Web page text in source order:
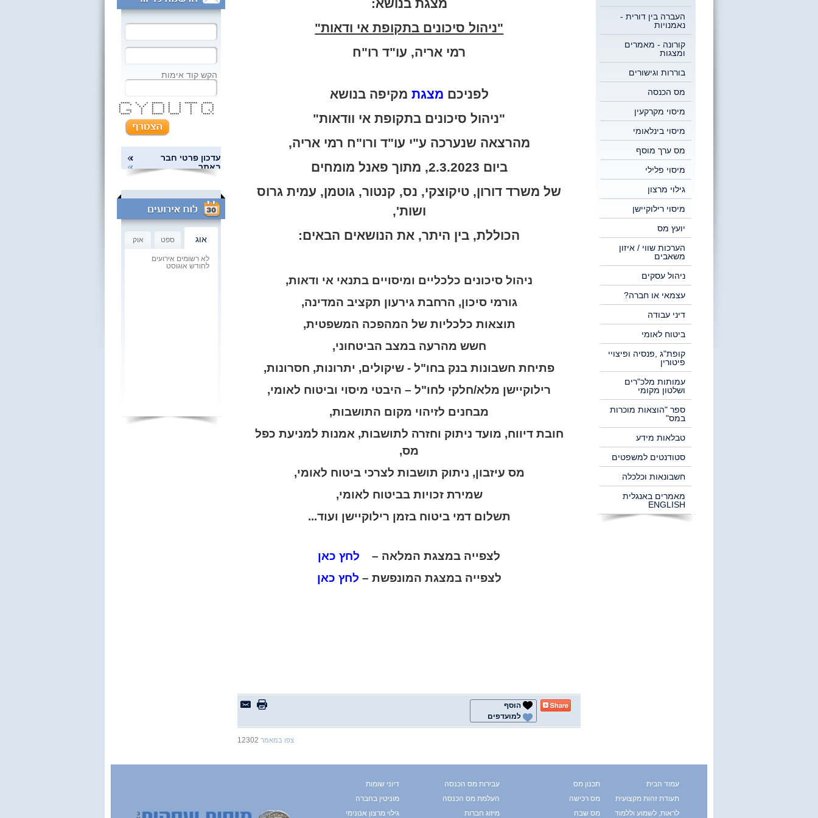
העברה בין דורית -
נאמנויות
קורונה - מאמרים
ומצגות
בוררות וגישורים
מס הכנסה
מיסוי מקרקעין
מיסוי בינלאומי
מס ערך מוסף
מיסוי פלילי
גילוי מרצון
מיסוי רילוקיישן
יועץ מס
הערכות שווי / איזון
משאבים
ניהול עסקים
עצמאי או חברה?
דיני עבודה
ביטוח לאומי
קופת"ג ,פנסיה ופיצויי
פיטורין
עמותות מלכ"רים
ושלטון מקומי
ספר "הוצאות מוכרות
במס"
טבלאות מידע
סטודנטים למשפטים
חשבונאות וכלכלה
מאמרים באנגלית
ENGLISH
מצגת בנושא:
"ניהול סיכונים בתקופת אי ודאות"
רמי אריה, עו"ד רו"ח
לפניכם מצגת מקיפה בנושא
"ניהול סיכונים בתקופת אי וודאות"
מהרצאה שנערכה ע"י עו"ד ורו"ח רמי אריה,
ביום 2.3.2023, מתוך פאנל מומחים
של משרד דורון, טיקוצקי, נס, קנטור, גוטמן, עמית גרוס
ושות',
הכוללת, בין היתר, את הנושאים הבאים:
ניהול סיכונים כלכליים ומיסויים בתנאי אי ודאות,
גורמי סיכון, הרחבת גירעון תקציב המדינה,
תוצאות כלכליות של המהפכה המשפטית,
חשש מהרעה במצב הביטחוני,
פתיחת חשבונות בנק בחו"ל - שיקולים, יתרונות, חסרונות,
רילוקיישן מלא/חלקי לחו"ל – היבטי מיסוי וביטוח לאומי,
מבחנים לזיהוי מקום התושבות,
חובת דיווח, מועד ניתוק וחזרה לתושבות, אמנות למניעת כפל
מס,
מס עיזבון, ניתוק תושבות לצרכי ביטוח לאומי,
שמירת זכויות בביטוח לאומי,
תשלום דמי ביטוח בזמן רילוקיישן ועוד...
לצפייה במצגת המלאה – לחץ כאן
לצפייה במצגת המונפשת – לחץ כאן
הוסף
למועדפים
צפו במאמר 12302
הקש קוד אימות
***** * * ****** * * ******* *****
* * * * * * * * * * *
* * * * * * * * * *
* * * * * * * * *
* *** * * * * * * * * *
* * * * * * * * * *
***** * ****** ***** * **** *
עדכון פרטי חבר
באתר
אוג ספט אוק
לא רשומים אירועים
לחודש אוגוסט
עמוד הבית
תעודת זהות מקצועית
לראות, לשמוע וללמוד
תכנון מס
מס רכישה
מס שבח
עבירות מס הכנסה
העלמת מס הכנסה
מיזוג חברות
דיוני שומות
מוניטין בחברה
גילוי מרצון אנונימי